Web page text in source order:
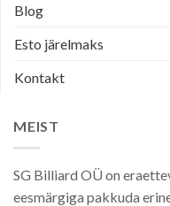
Blog
Esto järelmaks
Kontakt
MEIST
SG Billiard OÜ on
eesmärgiga pakkuda